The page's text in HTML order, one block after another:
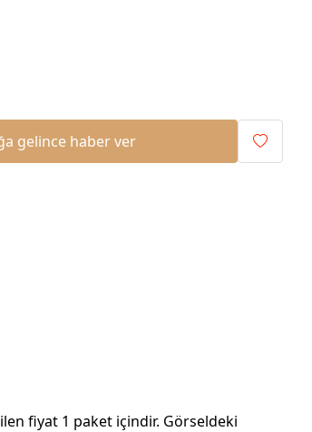
gelince haber ver
fiyat 1 paket içindir. Görseldeki